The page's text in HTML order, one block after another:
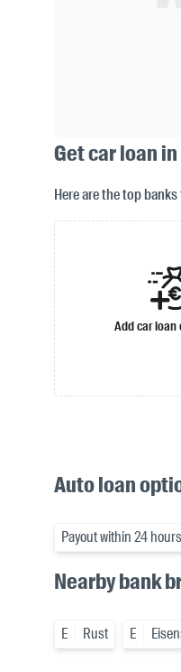
Get car loan
Here are the top
Add car loan
Auto loan
Payout within 24
Nearby bank
E Rust E